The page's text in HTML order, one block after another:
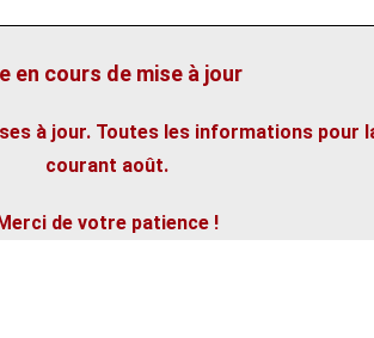
en cours de mise à jour
à jour. Toutes les informations pour
courant août.
de votre patience !